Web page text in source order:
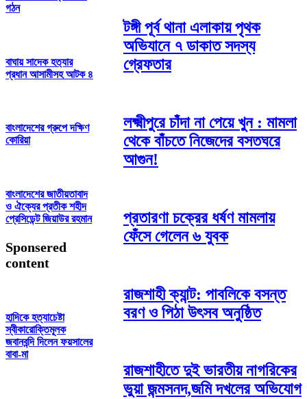
গঠন
বাঘায় সাদেক হত‍্যার
প্রধান আসামীসহ আটক ৪
বাংলাদেশের গ্রুপে দক্ষিণ
কোরিয়া
বাংলাদেশের জাতীয়তাবাদ
ও ঐক্যের প্রতীক শহীদ
প্রেসিডেন্ট জিয়াউর রহমান
Sponsered
content
হাদিকে হত্যাচেষ্টা
স্বীকারোক্তিমূলক
জবানবন্দি দিলেন ‎ফয়সালের
বাবা-মা
টঙ্গী পূর্ব থানা এলাকায় পৃথক
অভিযানে ৭ ডাকাত সদস্য
গ্রেফতার
লক্ষ্মীপুরে চাঁদা না পেয়ে খুন : মামলা
থেকে বাঁচতে নিজেদের বসতঘরে
আগুন!
প্রতারণা চক্রের ধর্ষণ মামলায়
ফেঁসে গেলেন ৬ যুবক
রাজশাহী ক্যান্ট: পাবলিকে বসন্ত
বরণ ও পিঠা উৎসব অনুষ্ঠিত
রাজশাহীতে দুই ভারতীয় নাগরিকের
ভুয়া জন্মসনদ,জমি দখলের অভিযোগ